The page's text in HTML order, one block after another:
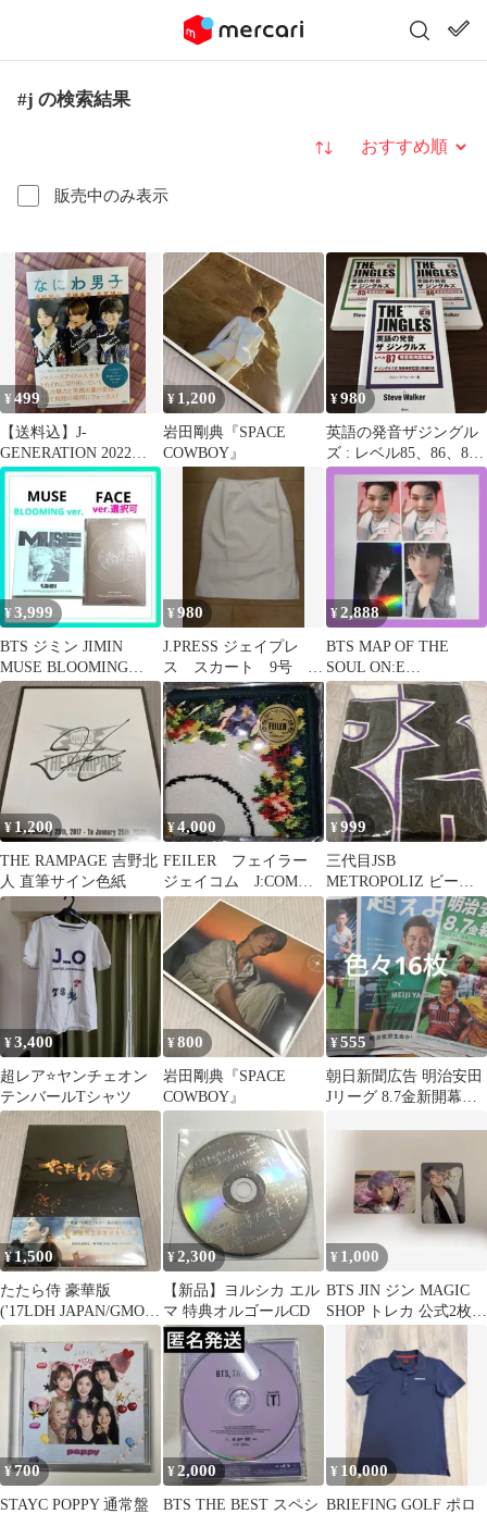
#j の検索結果
販売中のみ表示
並び替え
¥499
【送料込】J-
GENERATION 2022年
10月号増刊 なにわ男子
¥ 1,200
岩田剛典『SPACE
COWBOY』
¥980
英語の発音ザジングル
ズ : レベル85、86、87
3冊セット CD付き
¥3,999
BTS ジミン JIMIN
MUSE BLOOMING
FACE CD 未開封
¥980
J.PRESS ジェイプレ
ス スカート 9号
白 ボックス
¥2,888
BTS MAP OF THE
SOUL ON:E
PHOTOBOOK SUGA
¥ 1,200
THE RAMPAGE 吉野北
人 直筆サイン色紙
¥4,000
FEILER フェイラー
ジェイコム J:COM
ZAQ ざっくう ハンカ
¥999
三代目JSB
METROPOLIZ ビーチ
タオル
¥3,400
超レア⭐ヤンチェオン
テンバールTシャツ
¥800
岩田剛典『SPACE
COWBOY』
¥555
朝日新聞広告 明治安田
Jリーグ 8.7金新開幕
¥1,500
たたら侍 豪華版
('17LDH JAPAN/GMOイ
ンターネットグループ/
エイ…
¥2,300
【新品】ヨルシカ エル
マ 特典オルゴールCD
¥ 1,000
BTS JIN ジン MAGIC
SHOP トレカ 公式2枚セ
¥700
STAYC POPPY 通常盤
¥2,000
BTS THE BEST スペシ
¥ 10,000
BRIEFING GOLF ポロ